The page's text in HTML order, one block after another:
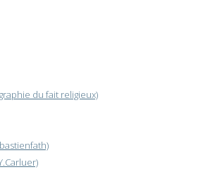
du fait religieux)